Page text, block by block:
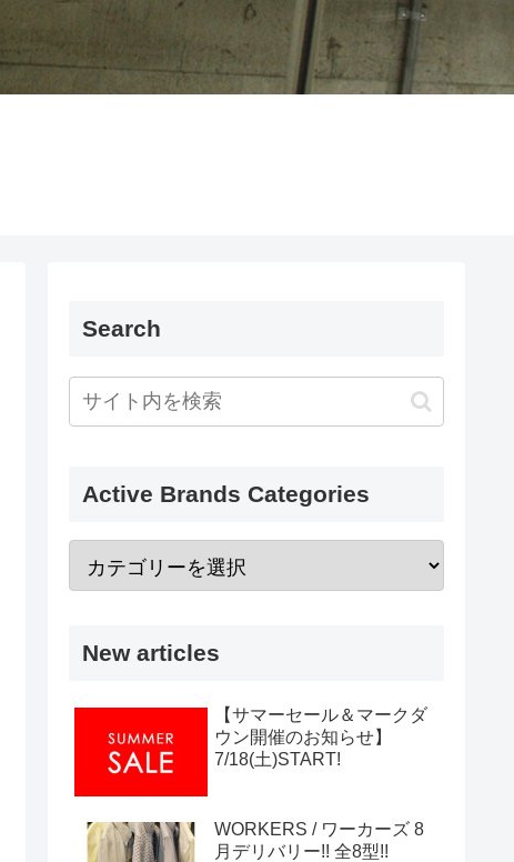
Search
Active Brands Categories
New articles
【サマーセール＆マークダ
ウン開催のお知らせ】
7/18(土)START!
WORKERS / ワーカーズ 8
月デリバリー!! 全8型!!